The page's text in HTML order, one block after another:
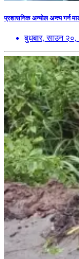
प्रशासनिक अन्योल अन्त्य गर्न
बुधबार, साउन